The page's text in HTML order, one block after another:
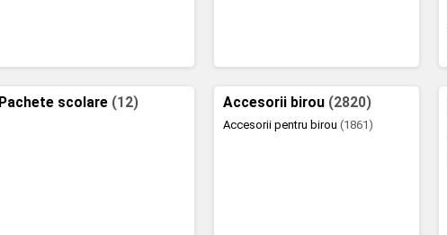
Pachete scolare (12) Accesorii birou (2820)
Accesorii pentru birou(1861)